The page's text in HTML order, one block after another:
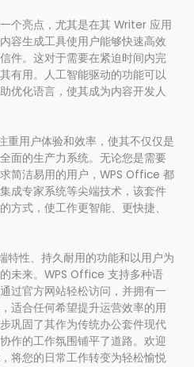
个亮点，尤其是在其 Writer 应用
容生成工具使用户能够快速高效
件。这对于需要在紧迫时间内完
有用。人工智能驱动的功能可以
优化语言，使其成为内容开发人
重用户体验和效率，使其不仅仅是
面的生产力系统。无论您是需要
简洁易用的用户，WPS Office 都
成专家系统等尖端技术，该套件
方式，使工作更智能、更快捷、
特性、持久耐用的功能和以用户为
未来。WPS Office 支持多种语
过官方网站轻松访问，并拥有一
适合任何希望提升运营效率的用
巩固了其作为传统办公套件现代
作的工作氛围铺平了道路。欢迎
将您的日常工作转变为轻松愉悦